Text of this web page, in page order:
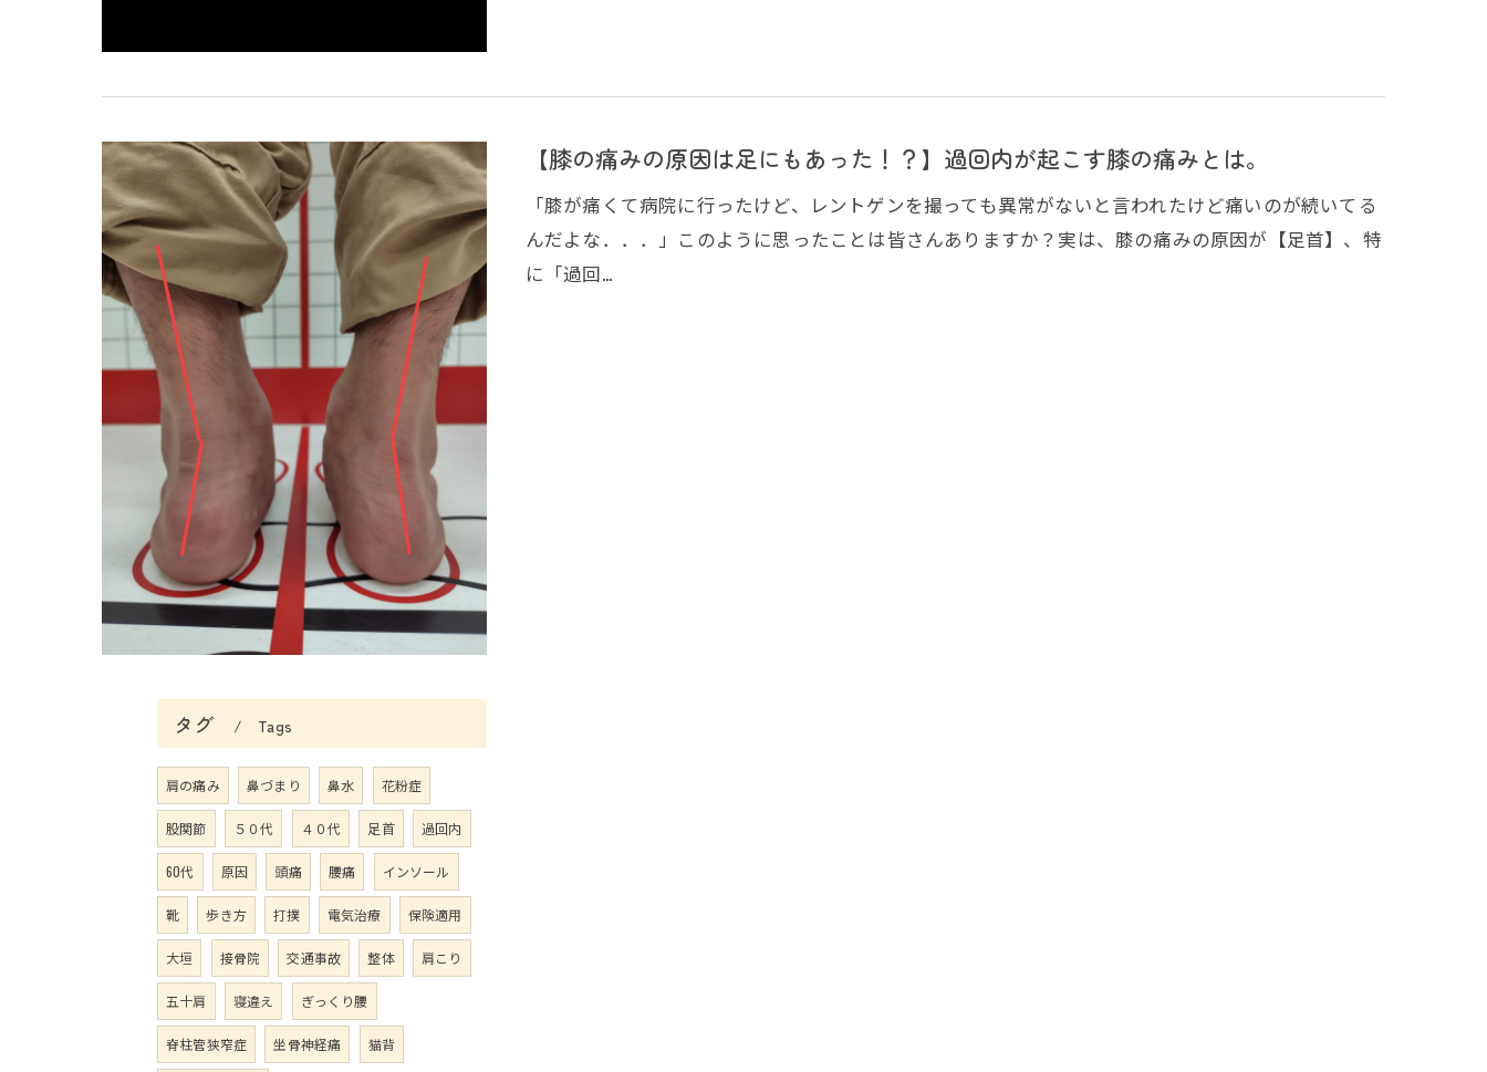
【膝の痛みの原因は足にもあった！？】過回内が起こす膝の痛みとは。
「膝が痛くて病院に行ったけど、レントゲンを撮っても異常がないと言われたけど痛いのが続いてる
んだよな．．．」このように思ったことは皆さんありますか？実は、膝の痛みの原因が【足首】、特
に「過回…
タグ Tags
肩の痛み 鼻づまり 鼻水 花粉症
股関節 ５０代 ４０代 足首 過回内
60代 原因 頭痛 腰痛 インソール
靴 歩き方 打撲 電気治療 保険適用
大垣 接骨院 交通事故 整体 肩こり
五十肩 寝違え ぎっくり腰
脊柱管狭窄症 坐骨神経痛 猫背